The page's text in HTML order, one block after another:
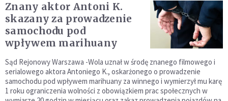
Znany aktor Antoni K.
skazany za prowadzenie
samochodu pod
wpływem marihuany
Sąd Rejonowy Warszawa -Wola uznał w środę znanego filmowego i
serialowego aktora Antoniego K., oskarżonego o prowadzenie
samochodu pod wpływem marihuany za winnego i wymierzył mu karę
1 roku ograniczenia wolności z obowiązkiem prac społecznych w